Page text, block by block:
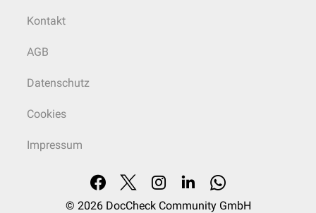
Kontakt
AGB
Datenschutz
Cookies
Impressum
© 2026 DocCheck Community GmbH